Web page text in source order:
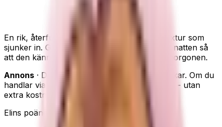
En rik, återfuktande nattkräm med krämig textur som
sjunker in. Gjord för att ge huden fukt under natten så
att den känns smidigare och mer utvilad till morgonen.
Annons · Den här sidan innehåller reklamlänkar. Om du
handlar via våra länkar kan vi få en provision - utan
extra kostnad för dig.
Elins poäng